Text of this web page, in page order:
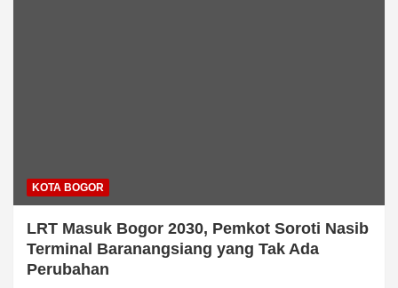
KOTA BOGOR
LRT Masuk Bogor 2030, Pemkot Soroti Nasib
Terminal Baranangsiang yang Tak Ada
Perubahan